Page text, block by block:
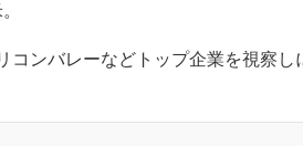
コンバレーなどトップ企業を視察